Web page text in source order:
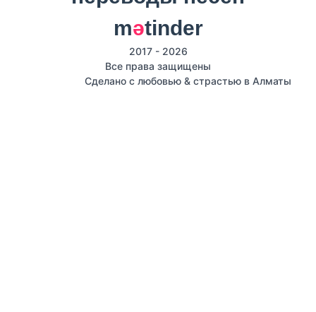
mәtinder
2017 - 2026
Все права защищены
Сделано с любовью & страстью в Алматы